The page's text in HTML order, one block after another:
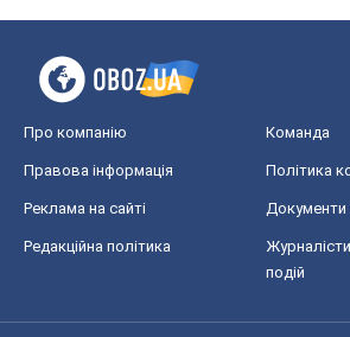
Про компанію Команда
Правова інформація Політика
Реклама на сайті Документи
Редакційна політика
подій